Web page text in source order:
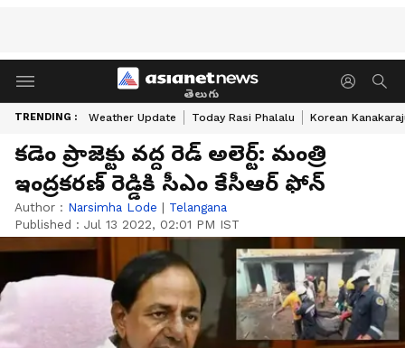
తెలుగు
TRENDING : Weather Update Today Rasi Phalalu Korean
కడెం ప్రాజెక్టు వద్ద రెడ్ అలెర్ట్: మంత్రి
ఇంద్రకరణ్ రెడ్డికి సీఎం కేసీఆర్ ఫోన్
Author : Narsimha Lode | Telangana
Published : Jul 13 2022, 02:01 PM IST